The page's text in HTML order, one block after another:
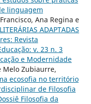
linguagem
Ana Regina e
ADAPTADAS
Revista
v. 23 n. 3
e Modernidade
Melo Zubiaurre,
ecosofia no território
de Filosofia
Filosofia da